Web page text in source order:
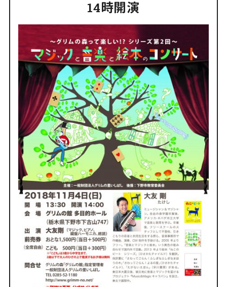
14時開演